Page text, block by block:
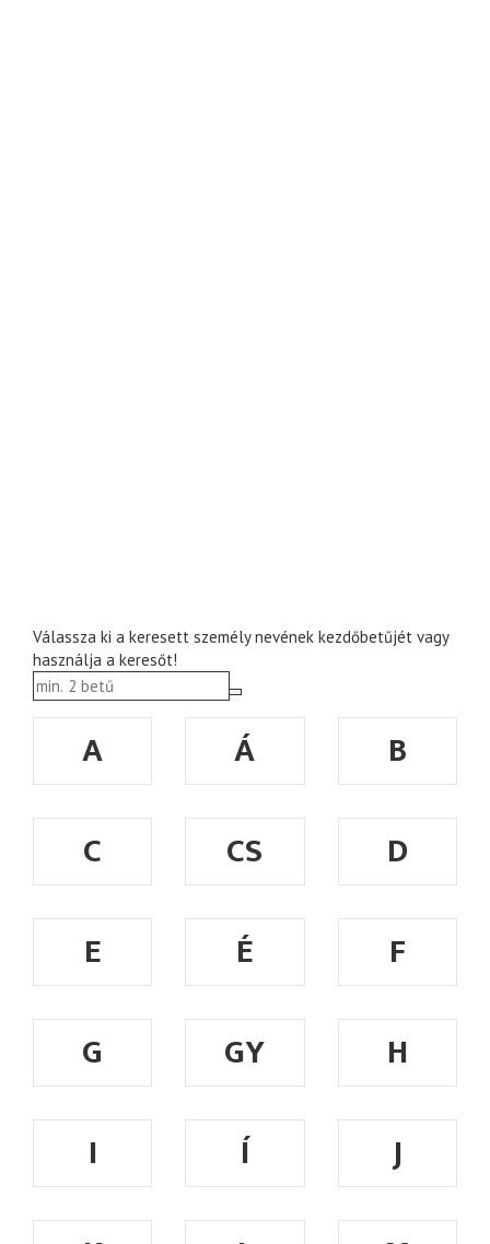
Válassza ki a keresett személy nevének kezdőbetűjét vagy
használja a keresőt!
A Á
B
C
CS
D
E
É
F
G
GY
H
I
Í
J